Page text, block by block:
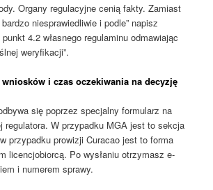
Organy regulacyjne cenią fakty. Zamiast
niesprawiedliwie i podle” napisz
punkt 4.2 własnego regulaminu odmawiając
weryfikacji”.
wniosków i czas oczekiwania na decyzję
się poprzez specjalny formularz na
regulatora. W przypadku MGA jest to sekcja
przypadku prowizji Curacao jest to forma
licencjobiorcą. Po wysłaniu otrzymasz e-
i numerem sprawy.